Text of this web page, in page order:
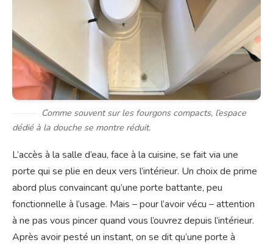
Comme souvent sur les fourgons compacts, l’espace
dédié à la douche se montre réduit.
L’accès à la salle d’eau, face à la cuisine, se fait via une
porte qui se plie en deux vers l’intérieur. Un choix de prime
abord plus convaincant qu’une porte battante, peu
fonctionnelle à l’usage. Mais – pour l’avoir vécu – attention
à ne pas vous pincer quand vous l’ouvrez depuis l’intérieur.
Après avoir pesté un instant, on se dit qu’une porte à